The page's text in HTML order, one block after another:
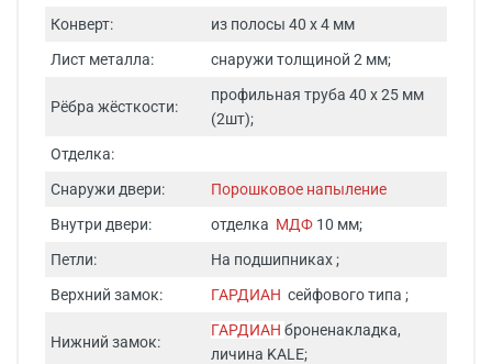
Конверт:
из полосы 40 x 4 мм
Лист металла:
снаружи толщиной 2 мм;
Рёбра жёсткости:
профильная труба 40 х 25 мм
(2шт);
Отделка:
Снаружи двери:
Порошковое напыление
Внутри двери:
отделка МДФ 10 мм;
Петли:
На подшипниках ;
Верхний замок:
ГАРДИАН сейфового типа ;
Нижний замок:
ГАРДИАН броненакладка,
личина KALE;